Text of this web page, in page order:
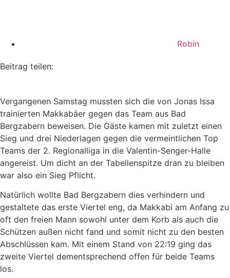
Robin
Beitrag teilen:
Vergangenen Samstag mussten sich die von Jonas Issa
trainierten Makkabäer gegen das Team aus Bad
Bergzabern beweisen. Die Gäste kamen mit zuletzt einen
Sieg und drei Niederlagen gegen die vermeintlichen Top
Teams der 2. Regionalliga in die Valentin-Senger-Halle
angereist. Um dicht an der Tabellenspitze dran zu bleiben
war also ein Sieg Pflicht.
Natürlich wollte Bad Bergzabern dies verhindern und
gestaltete das erste Viertel eng, da Makkabi am Anfang zu
oft den freien Mann sowohl unter dem Korb als auch die
Schützen außen nicht fand und somit nicht zu den besten
Abschlüssen kam. Mit einem Stand von 22:19 ging das
zweite Viertel dementsprechend offen für beide Teams
los.